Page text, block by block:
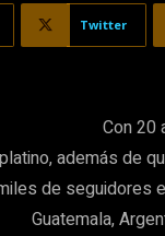
Twitter
Con 20
además de
de seguidores
Guatemala,